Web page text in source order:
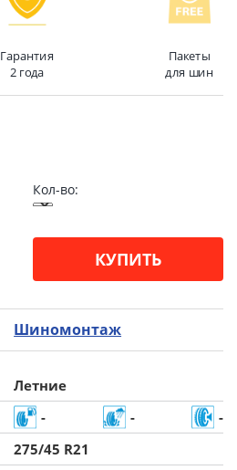
Гарантия
2 года
Пакеты
для шин
Кол-во:
КУПИТЬ
Шиномонтаж
Летние
- -
-
275/45 R21